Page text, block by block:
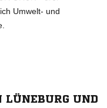
Umwelt- und
LÜNEBURG UND